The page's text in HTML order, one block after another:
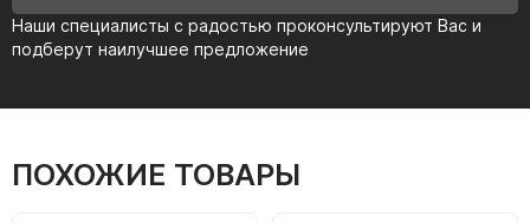
Наши специалисты с радостью проконсультируют Вас и
подберут наилучшее предложение
ПОХОЖИЕ ТОВАРЫ